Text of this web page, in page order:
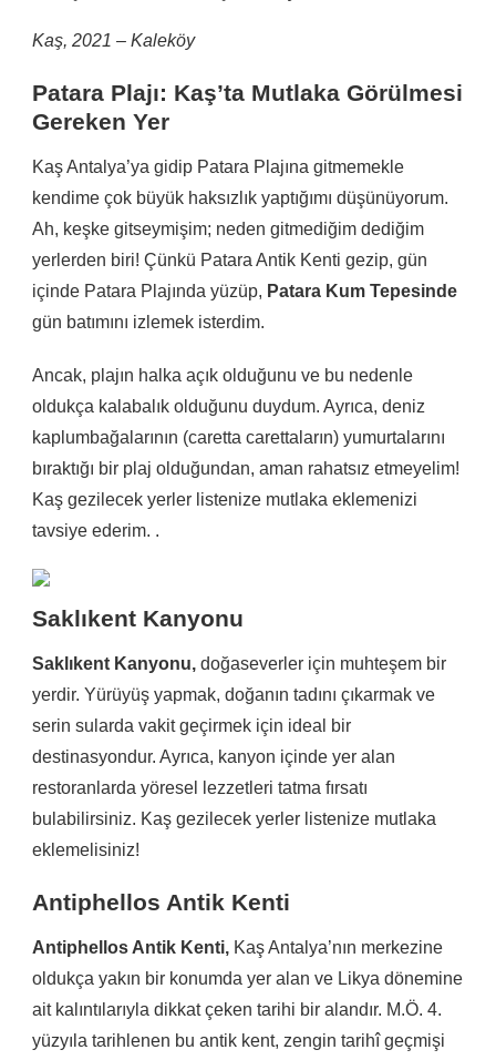
Kaş, 2021 – Kaleköy
Patara Plajı: Kaş’ta Mutlaka Görülmesi
Gereken Yer
Kaş Antalya’ya gidip Patara Plajına gitmemekle
kendime çok büyük haksızlık yaptığımı düşünüyorum.
Ah, keşke gitseymişim; neden gitmediğim dediğim
yerlerden biri! Çünkü Patara Antik Kenti gezip, gün
içinde Patara Plajında yüzüp, Patara Kum Tepesinde
gün batımını izlemek isterdim.
Ancak, plajın halka açık olduğunu ve bu nedenle
oldukça kalabalık olduğunu duydum. Ayrıca, deniz
kaplumbağalarının (caretta carettaların) yumurtalarını
bıraktığı bir plaj olduğundan, aman rahatsız etmeyelim!
Kaş gezilecek yerler listenize mutlaka eklemenizi
tavsiye ederim. .
Saklıkent Kanyonu
Saklıkent Kanyonu, doğaseverler için muhteşem bir
yerdir. Yürüyüş yapmak, doğanın tadını çıkarmak ve
serin sularda vakit geçirmek için ideal bir
destinasyondur. Ayrıca, kanyon içinde yer alan
restoranlarda yöresel lezzetleri tatma fırsatı
bulabilirsiniz. Kaş gezilecek yerler listenize mutlaka
eklemelisiniz!
Antiphellos Antik Kenti
Antiphellos Antik Kenti, Kaş Antalya’nın merkezine
oldukça yakın bir konumda yer alan ve Likya dönemine
ait kalıntılarıyla dikkat çeken tarihi bir alandır. M.Ö. 4.
yüzyıla tarihlenen bu antik kent, zengin tarihî geçmişi